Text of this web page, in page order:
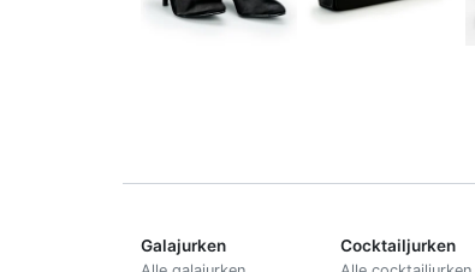
Galajurken Cocktailjurken